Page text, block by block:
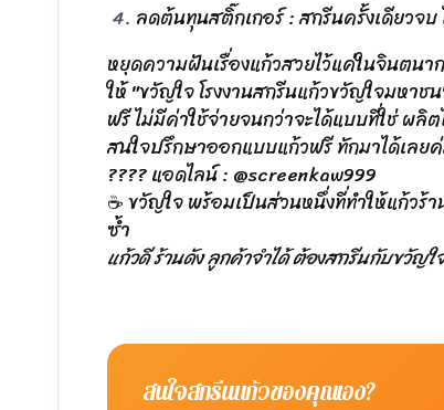
ลดต้นทุนสติ๊กเกอร์ : สกรีนครั้งเดียวจ
หยุดความฝันเรื่องแก้วสวยไว้แค่ในจินตนา
ให้ "ขวัญใจ โรงงานสกรีนแก้วขวัญใจมห
ฟรี ไม่มีค่าใช้จ่ายจนกว่าจะได้แบบที่ใช่ ผลิ
สนใจปรึกษาออกแบบแก้วฟรี ทักมาได้เลย
???? แอดไลน์ : @screenkaw999
☕ ขวัญใจ พร้อมเป็นส่วนหนึ่งที่ทำให้แก้ว
ซ้ำ
แก้วดี ร้านดัง ลูกค้าจำได้ ต้องสกรีนกับขวัญใ
สนใจสกรีนแก้วของคุณเอง?